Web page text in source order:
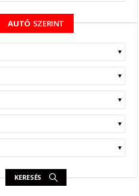
KERESÉS
AUTÓ SZERINT
KERESÉS